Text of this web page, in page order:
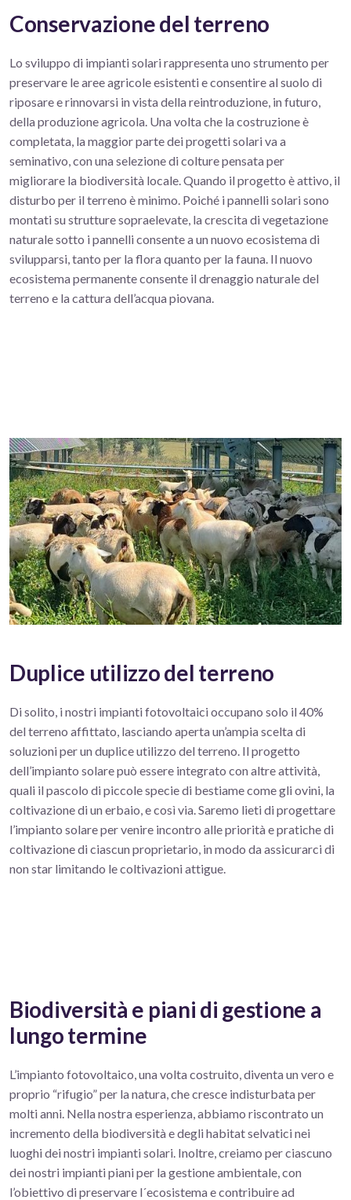
Conservazione del terreno
Lo sviluppo di impianti solari rappresenta uno strumento per
preservare le aree agricole esistenti e consentire al suolo di
riposare e rinnovarsi in vista della reintroduzione, in futuro,
della produzione agricola. Una volta che la costruzione è
completata, la maggior parte dei progetti solari va a
seminativo, con una selezione di colture pensata per
migliorare la biodiversità locale. Quando il progetto è attivo, il
disturbo per il terreno è minimo. Poiché i pannelli solari sono
montati su strutture sopraelevate, la crescita di vegetazione
naturale sotto i pannelli consente a un nuovo ecosistema di
svilupparsi, tanto per la flora quanto per la fauna. Il nuovo
ecosistema permanente consente il drenaggio naturale del
terreno e la cattura dell’acqua piovana.
Duplice utilizzo del terreno
Di solito, i nostri impianti fotovoltaici occupano solo il 40%
del terreno affittato, lasciando aperta un’ampia scelta di
soluzioni per un duplice utilizzo del terreno. Il progetto
dell’impianto solare può essere integrato con altre attività,
quali il pascolo di piccole specie di bestiame come gli ovini, la
coltivazione di un erbaio, e così via. Saremo lieti di progettare
l’impianto solare per venire incontro alle priorità e pratiche di
coltivazione di ciascun proprietario, in modo da assicurarci di
non star limitando le coltivazioni attigue.
Biodiversità e piani di gestione a
lungo termine
L’impianto fotovoltaico, una volta costruito, diventa un vero e
proprio “rifugio” per la natura, che cresce indisturbata per
molti anni. Nella nostra esperienza, abbiamo riscontrato un
incremento della biodiversità e degli habitat selvatici nei
luoghi dei nostri impianti solari. Inoltre, creiamo per ciascuno
dei nostri impianti piani per la gestione ambientale, con
l’obiettivo di preservare l´ecosistema e contribuire ad